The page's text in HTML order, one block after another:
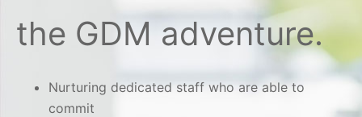
the GDM adventure.
Nurturing dedicated staff who are able to
commit